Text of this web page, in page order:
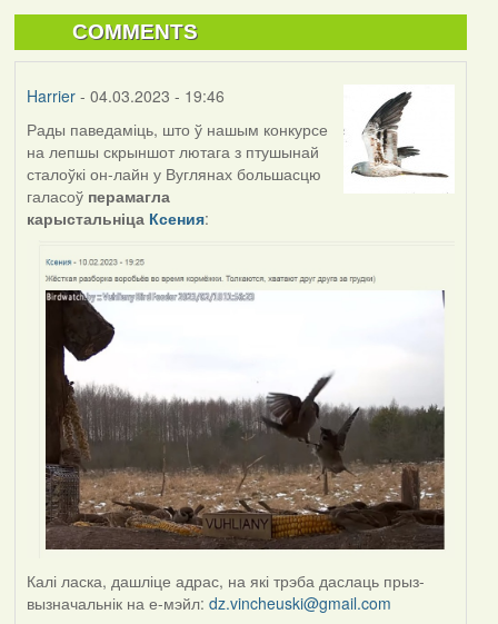
COMMENTS
Harrier- 04.03.2023 - 19:46
Рады паведаміць, што ў нашым конкурсе
на лепшы скрыншот лютага з птушынай
сталоўкі он-лайн у Вуглянах большасцю
галасоў перамагла
карыстальніца Ксения:
Калі ласка, дашліце адрас, на які трэба даслаць прыз-
вызначальнік на е-мэйл: dz.vincheuski@gmail.com